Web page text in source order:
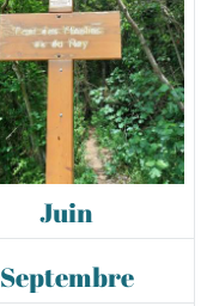
Juin
Septembre